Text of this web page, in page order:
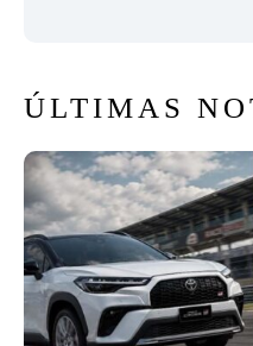
ÚLTIMAS